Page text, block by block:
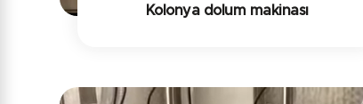
Kolonya dolum makinası